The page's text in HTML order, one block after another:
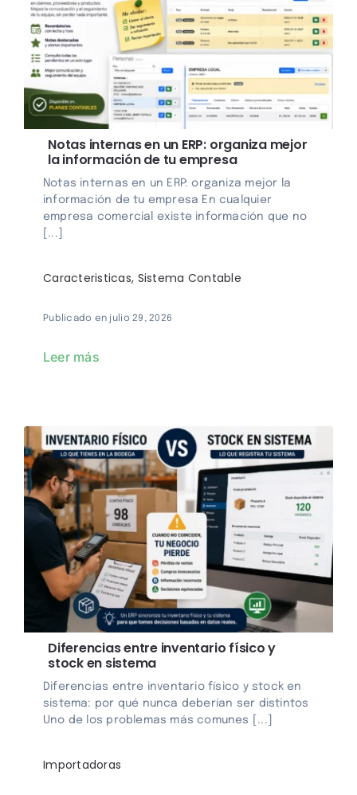
Login
Notas internas en un ERP: organiza mejor
la información de tu empresa
Notas internas en un ERP: organiza mejor la
información de tu empresa En cualquier
empresa comercial existe información que no
[...]
Caracteristicas, Sistema Contable
Publicado en julio 29, 2026
Leer más
Diferencias entre inventario físico y
stock en sistema
Diferencias entre inventario físico y stock en
sistema: por qué nunca deberían ser distintos
Uno de los problemas más comunes [...]
Importadoras